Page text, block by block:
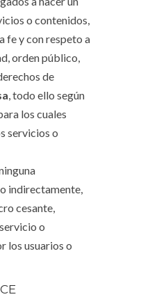
o contenidos,
fe y con respeto a
orden público,
de
, todo ello según
los cuales
servicios o
indirectamente,
cesante,
o
los usuarios o